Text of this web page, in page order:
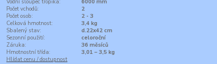
Vodní sloupec tropika:
6000 mm
Počet vchodů:
2
Počet osob:
2 - 3
Celková hmotnost:
3,4 kg
Sbalený stav:
d.22x42 cm
Sezonní použití:
celoroční
Záruka:
36 měsíců
Hmotnostní třída:
3,01 – 3,5 kg
Hlídat cenu / dostupnost